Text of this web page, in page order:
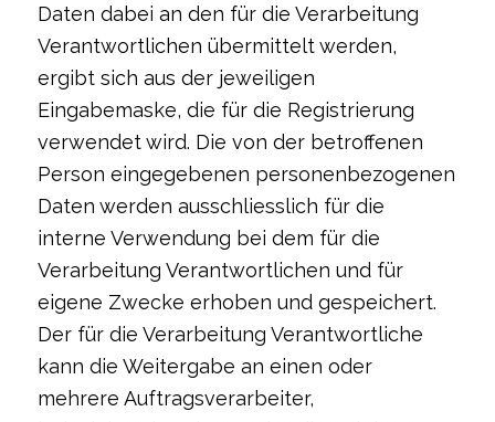
Daten dabei an den für die Verarbeitung
Verantwortlichen übermittelt werden,
ergibt sich aus der jeweiligen
Eingabemaske, die für die Registrierung
verwendet wird. Die von der betroffenen
Person eingegebenen personenbezogenen
Daten werden ausschliesslich für die
interne Verwendung bei dem für die
Verarbeitung Verantwortlichen und für
eigene Zwecke erhoben und gespeichert.
Der für die Verarbeitung Verantwortliche
kann die Weitergabe an einen oder
mehrere Auftragsverarbeiter,